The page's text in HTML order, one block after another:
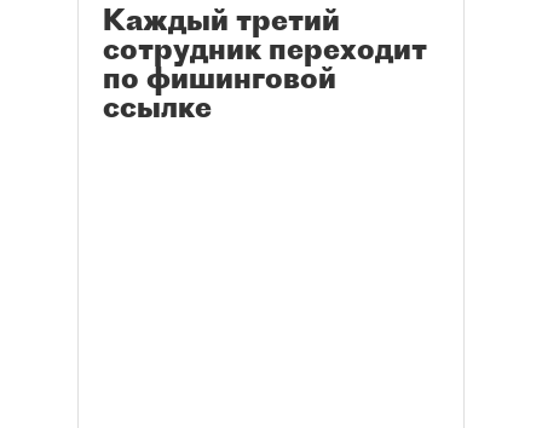
Каждый третий
сотрудник переходит
по фишинговой
ссылке